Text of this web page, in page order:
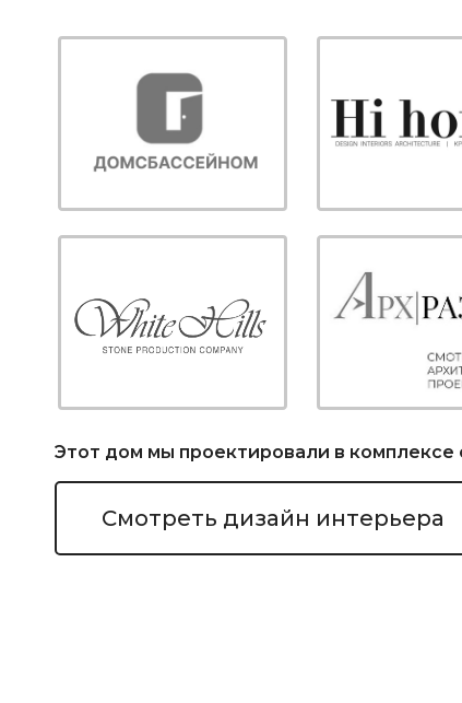
Этот дом мы проектировали в комплексе
Смотреть дизайн интерьера